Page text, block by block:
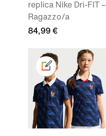
replica Nike Dri-FIT –
Ragazzo/a
84,99 €